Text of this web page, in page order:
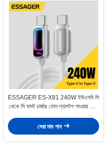
ESSAGER ES-X81 240W ইউএসবি সি
থেকে সি ফাস্ট চার্জার ফোন ল্যাপটপ পাওয়ার ডেটা
সেরা দাম পান